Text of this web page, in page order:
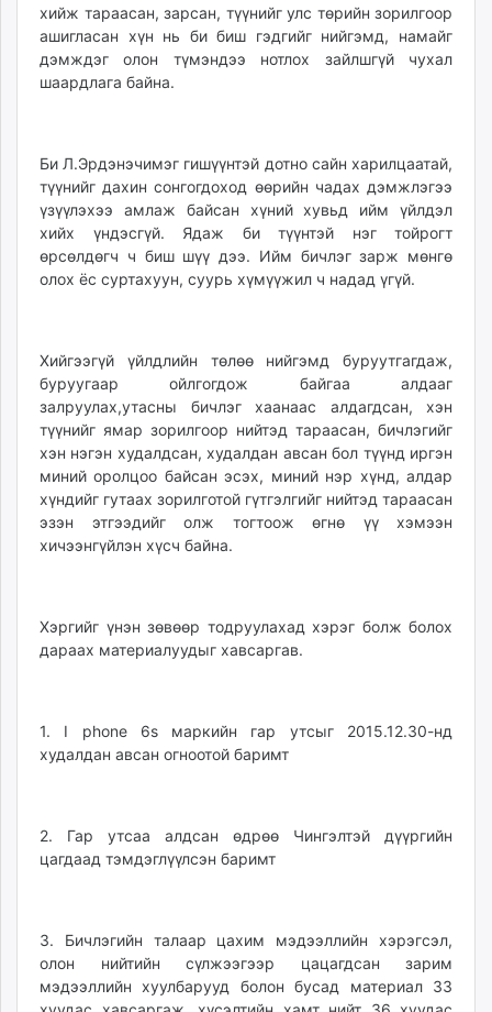
хийж тараасан, зарсан, түүнийг улс төрийн зорилгоор
ашигласан хүн нь би биш гэдгийг нийгэмд, намайг
дэмждэг олон түмэндээ нотлох зайлшгүй чухал
шаардлага байна.
Би Л.Эрдэнэчимэг гишүүнтэй дотно сайн харилцаатай,
түүнийг дахин сонгогдоход өөрийн чадах дэмжлэгээ
үзүүлэхээ амлаж байсан хүний хувьд ийм үйлдэл
хийх үндэсгүй. Ядаж би түүнтэй нэг тойрогт
өрсөлдөгч ч биш шүү дээ. Ийм бичлэг зарж мөнгө
олох ёс суртахуун, суурь хүмүүжил ч надад үгүй.
Хийгээгүй үйлдлийн төлөө нийгэмд буруутгагдаж,
буруугаар ойлгогдож байгаа алдааг
залруулах,утасны бичлэг хаанаас алдагдсан, хэн
түүнийг ямар зорилгоор нийтэд тараасан, бичлэгийг
хэн нэгэн худалдсан, худалдан авсан бол түүнд иргэн
миний оролцоо байсан эсэх, миний нэр хүнд, алдар
хүндийг гутаах зорилготой гүтгэлгийг нийтэд тараасан
эзэн этгээдийг олж тогтоож өгнө үү хэмээн
хичээнгүйлэн хүсч байна.
Хэргийг үнэн зөвөөр тодруулахад хэрэг болж болох
дараах материалуудыг хавсаргав.
1. I phоne 6s маркийн гар утсыг 2015.12.30-нд
худалдан авсан огноотой баримт
2. Гар утсаа алдсан өдрөө Чингэлтэй дүүргийн
цагдаад тэмдэглүүлсэн баримт
3. Бичлэгийн талаар цахим мэдээллийн хэрэгсэл,
олон нийтийн сүлжээгээр цацагдсан зарим
мэдээллийн хуулбарууд болон бусад материал 33